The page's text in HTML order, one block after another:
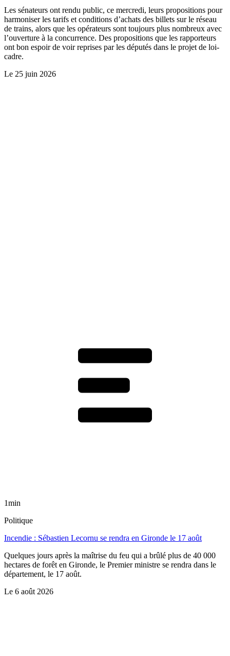
Les sénateurs ont rendu public, ce mercredi, leurs propositions pour
harmoniser les tarifs et conditions d’achats des billets sur le réseau
de trains, alors que les opérateurs sont toujours plus nombreux avec
l’ouverture à la concurrence. Des propositions que les rapporteurs
ont bon espoir de voir reprises par les députés dans le projet de loi-
cadre.
Le 25 juin 2026
1min
Politique
Incendie : Sébastien Lecornu se rendra en Gironde le 17 août
Quelques jours après la maîtrise du feu qui a brûlé plus de 40 000
hectares de forêt en Gironde, le Premier ministre se rendra dans le
département, le 17 août.
Le 6 août 2026